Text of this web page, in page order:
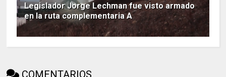
Legislador Jorge Lechman fue visto armado
en la ruta complementaria A
COMENTARIOS